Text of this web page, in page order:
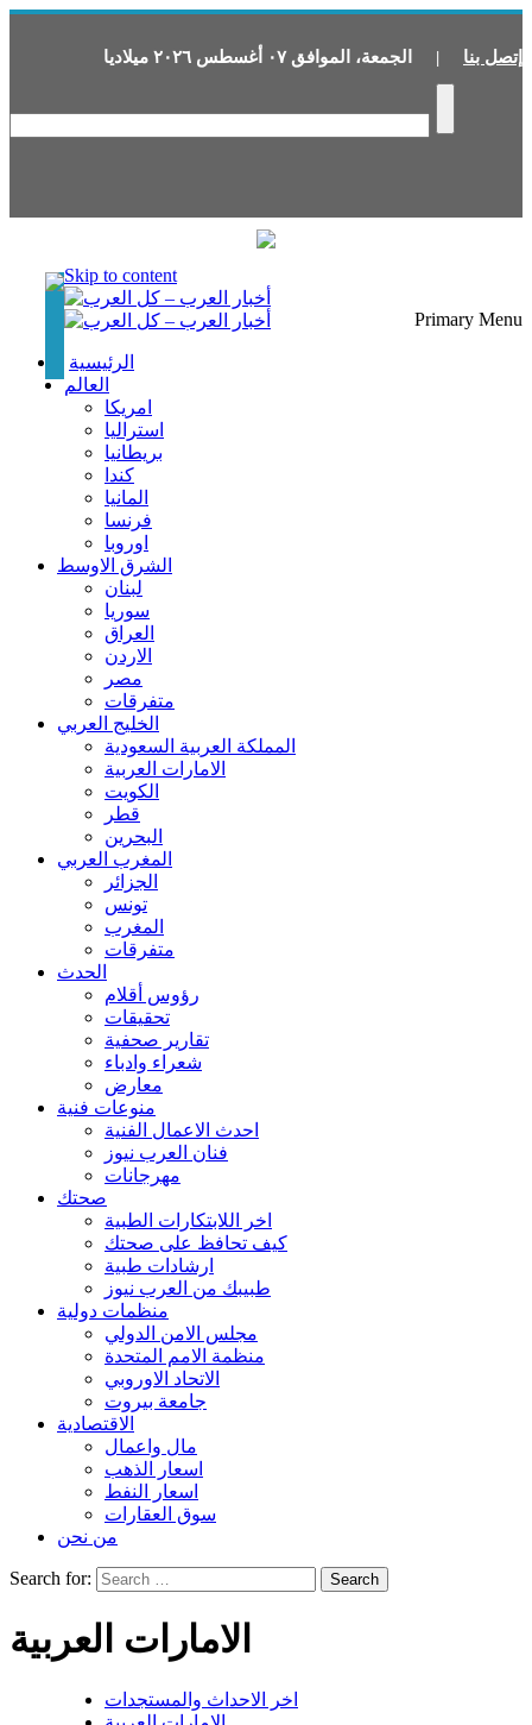
إتصل بنا | الجمعة، الموافق ٠٧ أغسطس ٢٠٢٦ ميلاديا
Skip to content
Primary Menu
الرئيسية
العالم
امريكا
استراليا
بريطانيا
كندا
المانيا
فرنسا
اوروبا
الشرق الاوسط
لبنان
سوريا
العراق
الاردن
مصر
متفرقات
الخليج العربي
المملكة العربية السعودية
الامارات العربية
الكويت
قطر
البحرين
المغرب العربي
الجزائر
تونس
المغرب
متفرقات
الحدث
رؤوس أقلام
تحقيقات
تقارير صحفية
شعراء وادباء
معارض
منوعات فنية
احدث الاعمال الفنية
فنان العرب نيوز
مهرجانات
صحتك
اخر اللابتكارات الطبية
كيف تحافظ على صحتك
ارشادات طبية
طبيبك من العرب نيوز
منظمات دولية
مجلس الامن الدولي
منظمة الامم المتحدة
الاتحاد الاوروبي
جامعة بيروت
الاقتصادية
مال واعمال
اسعار الذهب
اسعار النفط
سوق العقارات
من نحن
Search for:
الامارات العربية
اخر الاحداث والمستجدات